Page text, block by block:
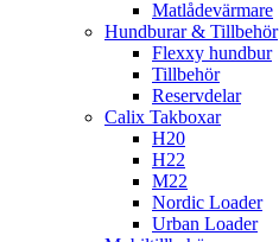
Matlådevärmare
Hundburar & Tillbehör
Flexxy hundbur
Tillbehör
Reservdelar
Calix Takboxar
H20
H22
M22
Nordic Loader
Urban Loader